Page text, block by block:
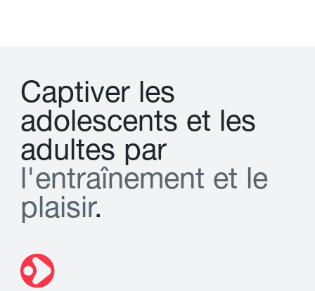
Captiver les
adolescents et les
adultes par
l'entraînement et le
plaisir.